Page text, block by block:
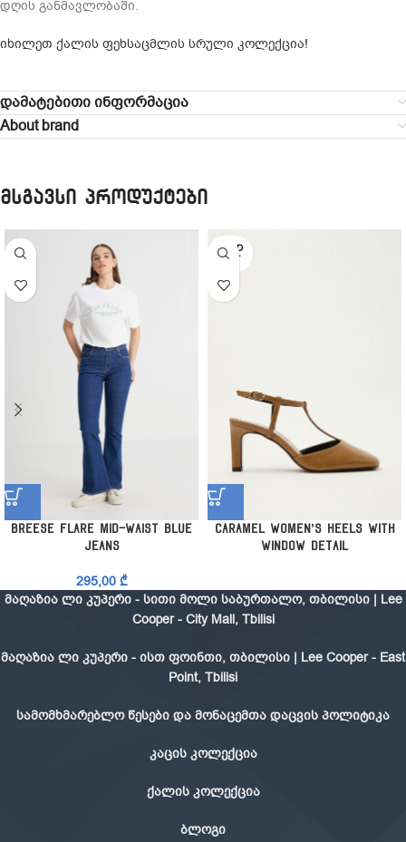
დღის განმავლობაში.
იხილეთ ქალის ფეხსაცმლის სრული კოლექცია!
დამატებითი ინფორმაცია
About brand
მსგავსი პროდუქტები
Breese Flare Mid-Waist Blue
Jeans
295,00 ₾
SOLD
OUT
Caramel Women’s Heels with
Window Detail
მაღაზია ლი კუპერი - სითი მოლი საბურთალო, თბილისი | Lee
Cooper - City Mall, Tbilisi
მაღაზია ლი კუპერი - ისთ ფოინთი, თბილისი | Lee Cooper - East
Point, Tbilisi
სამომხმარებლო წესები და მონაცემთა დაცვის პოლიტიკა
კაცის კოლექცია
ქალის კოლექცია
ბლოგი